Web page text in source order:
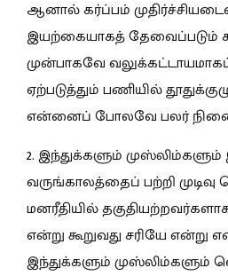
ஆனால் கர்ப்பம்
இயற்கையாகத் தேவைப்படும்
முன்பாகவே
ஏற்படுத்தும் பணியில்
என்னைப் போலவே பலர்
2. இந்துக்களும்
வருங்காலத்தைப் பற்றி
மனரீதியில்
என்று கூறுவது சரியே என்று
இந்துக்களும் முஸ்லிம்களும்